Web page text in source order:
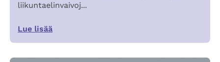
liikuntaelinvaivoj...
Lue lisää